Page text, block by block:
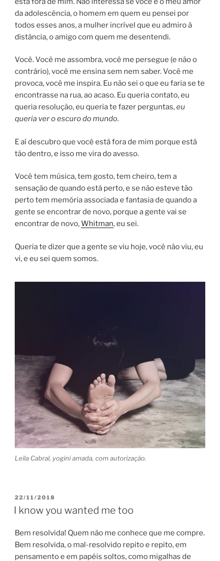
da adolescência, o homem em quem eu pensei por
todos esses anos, a mulher incrível que eu admiro à
distância, o amigo com quem me desentendi.
Você. Você me assombra, você me persegue (e não o
contrário), você me ensina sem nem saber. Você me
provoca, você me inspira. Eu não sei o que eu faria se te
encontrasse na rua, ao acaso. Eu queria contato, eu
queria resolução, eu queria te fazer perguntas,eu
queria ver o escuro do mundo.
E aí descubro que você está fora de mim porque está
tão dentro, e isso me vira do avesso.
Você tem música, tem gosto, tem cheiro, tem a
sensação de quando está perto, e se não esteve tão
perto tem memória associada e fantasia de quando a
gente se encontrar de novo, porque a gente vai se
encontrar de novo,Whitman, eu sei.
Queria te dizer que a gente se viu hoje, você não viu, eu
vi, e eu sei quem somos.
Leila Cabral, yogini amada, com autorização.
POSTED
ON
22/11/2018
I know you wanted me too
Bem resolvida! Quem não me conhece que me compre.
Bem resolvida, o mal-resolvido repito e repito, em
pensamento e em papéis soltos, como migalhas de